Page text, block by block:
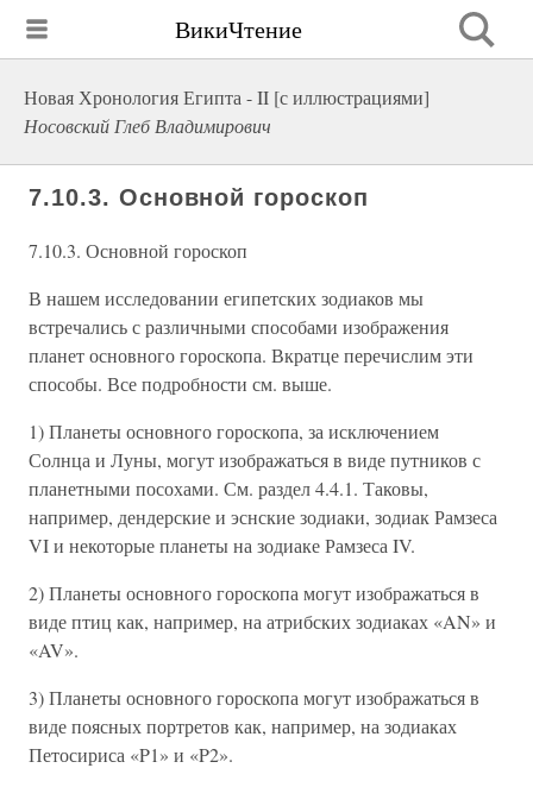
ВикиЧтение
Новая Хронология Египта - II [с иллюстрациями]
Носовский Глеб Владимирович
7.10.3. Основной гороскоп
7.10.3. Основной гороскоп
В нашем исследовании египетских зодиаков мы
встречались с различными способами изображения
планет основного гороскопа. Вкратце перечислим эти
способы. Все подробности см. выше.
1) Планеты основного гороскопа, за исключением
Солнца и Луны, могут изображаться в виде путников с
планетными посохами. См. раздел 4.4.1. Таковы,
например, дендерские и эснские зодиаки, зодиак Рамзеса
VI и некоторые планеты на зодиаке Рамзеса IV.
2) Планеты основного гороскопа могут изображаться в
виде птиц как, например, на атрибских зодиаках «AN» и
«AV».
3) Планеты основного гороскопа могут изображаться в
виде поясных портретов как, например, на зодиаках
Петосириса «P1» и «P2».